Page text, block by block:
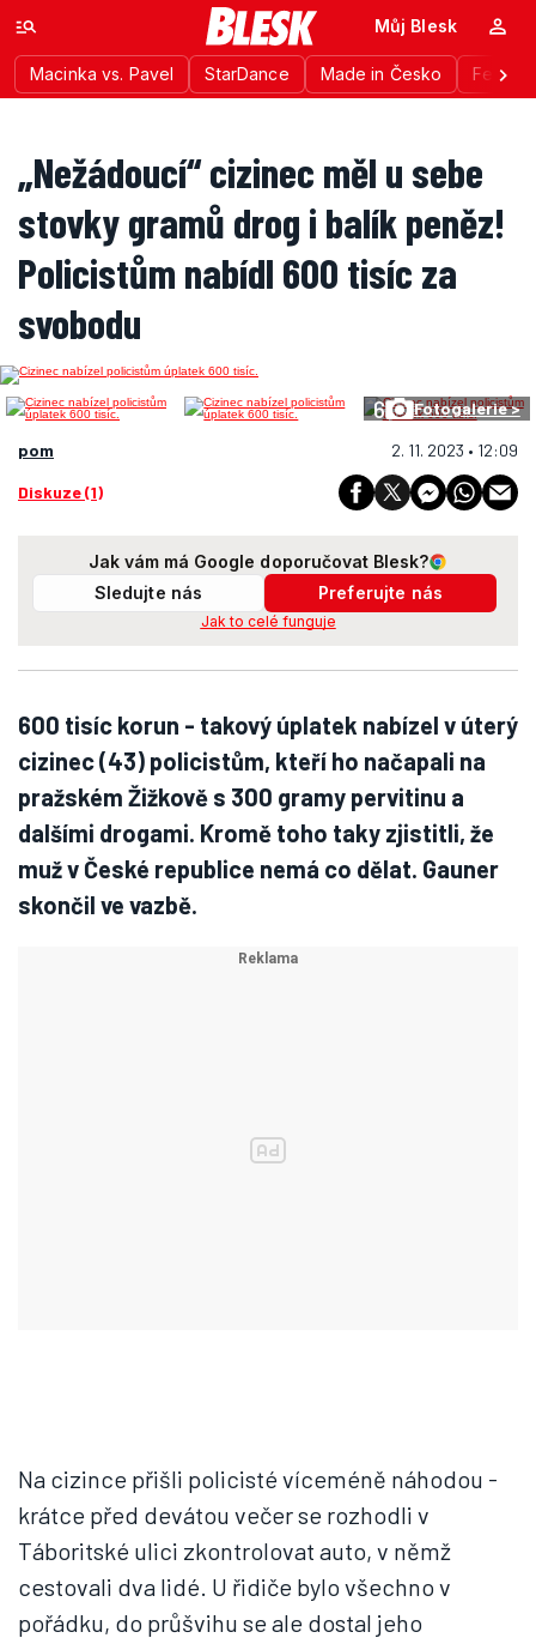
Macinka vs. Pavel StarDance Made in Česko
Můj Blesk
„Nežádoucí“ cizinec měl u sebe
stovky gramů drog i balík peněz!
Policistům nabídl 600 tisíc za
svobodu
6 Fotogalerie >
pom 2. 11. 2023 • 12:09
Diskuze (1)
Jak vám má Google doporučovat Blesk?
Sledujte nás
Preferujte nás
Jak to celé funguje
600 tisíc korun - takový úplatek nabízel v úterý
cizinec (43) policistům, kteří ho načapali na
pražském Žižkově s 300 gramy pervitinu a
dalšími drogami. Kromě toho taky zjistitli, že
muž v České republice nemá co dělat. Gauner
skončil ve vazbě.
Na cizince přišli policisté víceméně náhodou -
krátce před devátou večer se rozhodli v
Táboritské ulici zkontrolovat auto, v němž
cestovali dva lidé. U řidiče bylo všechno v
pořádku, do průšvihu se ale dostal jeho